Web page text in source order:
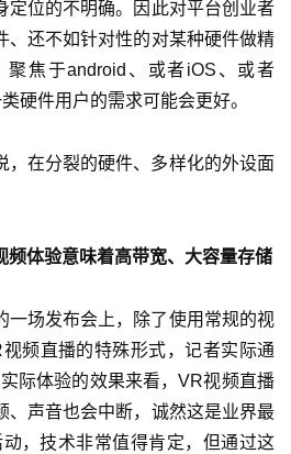
定位的不明确。因此对平台创业者
、还不如针对性的对某种硬件做精
焦于android、或者iOS、或者
硬件用户的需求可能会更好。
，在分裂的硬件、多样化的外设面
频体验意味着高带宽、大容量存储
一场发布会上，除了使用常规的视
频直播的特殊形式，记者实际通
际体验的效果来看，VR视频直播
、声音也会中断，诚然这是业界最
，技术非常值得肯定，但通过这